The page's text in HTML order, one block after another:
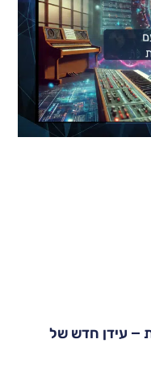
חדש של